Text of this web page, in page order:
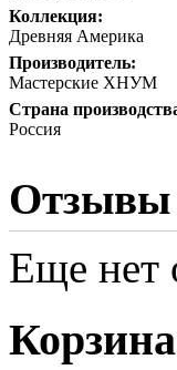
Коллекция:
Древняя Америка
Производитель:
Мастерские ХНУМ
Страна
Россия
Отзывы
Еще нет
Корзина